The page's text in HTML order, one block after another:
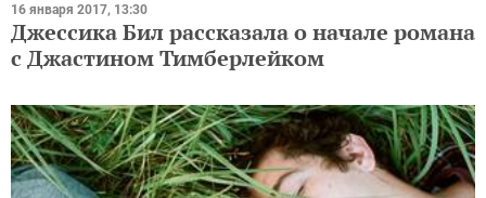
16 января 2017, 13:30
Джессика Бил рассказала о начале романа
с Джастином Тимберлейком